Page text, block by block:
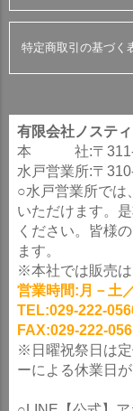
特定商取引の基づく
有限会社ノステ
本 社:〒311-
水戸営業所:〒
○水戸営業所では
いただけます。
ください。皆様
ます。
※本社では販売は
営業時間:月－土
TEL:029-222-
FAX:029-222-
※日曜祝祭日は
ーによる休業日が